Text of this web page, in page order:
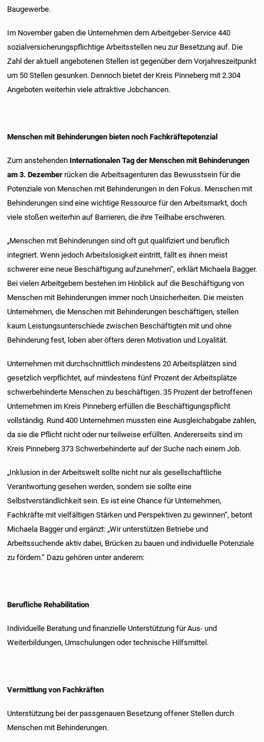
Baugewerbe.
Im November gaben die Unternehmen dem Arbeitgeber-Service 440
sozialversicherungspflichtige Arbeitsstellen neu zur Besetzung auf. Die
Zahl der aktuell angebotenen Stellen ist gegenüber dem Vorjahreszeitpunkt
um 50 Stellen gesunken. Dennoch bietet der Kreis Pinneberg mit 2.304
Angeboten weiterhin viele attraktive Jobchancen.
Menschen mit Behinderungen bieten noch Fachkräftepotenzial
Zum anstehenden Internationalen Tag der Menschen mit Behinderungen
am 3. Dezember rücken die Arbeitsagenturen das Bewusstsein für die
Potenziale von Menschen mit Behinderungen in den Fokus. Menschen mit
Behinderungen sind eine wichtige Ressource für den Arbeitsmarkt, doch
viele stoßen weiterhin auf Barrieren, die ihre Teilhabe erschweren.
„Menschen mit Behinderungen sind oft gut qualifiziert und beruflich
integriert. Wenn jedoch Arbeitslosigkeit eintritt, fällt es ihnen meist
schwerer eine neue Beschäftigung aufzunehmen“, erklärt Michaela Bagger.
Bei vielen Arbeitgebern bestehen im Hinblick auf die Beschäftigung von
Menschen mit Behinderungen immer noch Unsicherheiten. Die meisten
Unternehmen, die Menschen mit Behinderungen beschäftigen, stellen
kaum Leistungsunterschiede zwischen Beschäftigten mit und ohne
Behinderung fest, loben aber öfters deren Motivation und Loyalität.
Unternehmen mit durchschnittlich mindestens 20 Arbeitsplätzen sind
gesetzlich verpflichtet, auf mindestens fünf Prozent der Arbeitsplätze
schwerbehinderte Menschen zu beschäftigen. 35 Prozent der betroffenen
Unternehmen im Kreis Pinneberg erfüllen die Beschäftigungspflicht
vollständig. Rund 400 Unternehmen mussten eine Ausgleichabgabe zahlen,
da sie die Pflicht nicht oder nur teilweise erfüllten. Andererseits sind im
Kreis Pinneberg 373 Schwerbehinderte auf der Suche nach einem Job.
„Inklusion in der Arbeitswelt sollte nicht nur als gesellschaftliche
Verantwortung gesehen werden, sondern sie sollte eine
Selbstverständlichkeit sein. Es ist eine Chance für Unternehmen,
Fachkräfte mit vielfältigen Stärken und Perspektiven zu gewinnen“, betont
Michaela Bagger und ergänzt: „Wir unterstützen Betriebe und
Arbeitssuchende aktiv dabei, Brücken zu bauen und individuelle Potenziale
zu fördern.“ Dazu gehören unter anderem:
Berufliche Rehabilitation
Individuelle Beratung und finanzielle Unterstützung für Aus- und
Weiterbildungen, Umschulungen oder technische Hilfsmittel.
Vermittlung von Fachkräften
Unterstützung bei der passgenauen Besetzung offener Stellen durch
Menschen mit Behinderungen.